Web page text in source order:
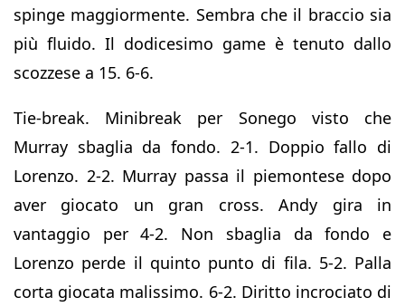
spinge maggiormente. Sembra che il braccio sia
più fluido. Il dodicesimo game è tenuto dallo
scozzese a 15. 6-6.
Tie-break. Minibreak per Sonego visto che
Murray sbaglia da fondo. 2-1. Doppio fallo di
Lorenzo. 2-2. Murray passa il piemontese dopo
aver giocato un gran cross. Andy gira in
vantaggio per 4-2. Non sbaglia da fondo e
Lorenzo perde il quinto punto di fila. 5-2. Palla
corta giocata malissimo. 6-2. Diritto incrociato di